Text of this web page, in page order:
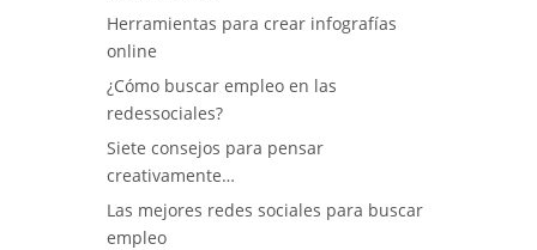
Herramientas para crear infografías
online
¿Cómo buscar empleo en las
redessociales?
Siete consejos para pensar
creativamente…
Las mejores redes sociales para buscar
empleo